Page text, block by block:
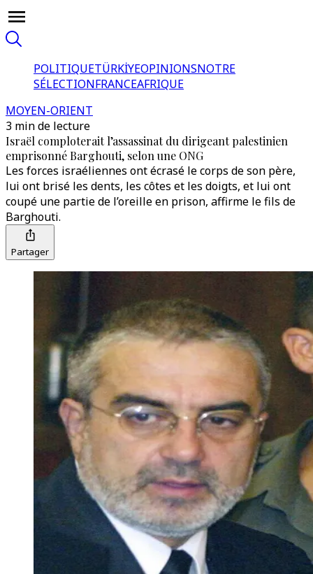
POLITIQUETÜRKİYEOPINIONSNOTRE
SÉLECTIONFRANCEAFRIQUE
MOYEN-ORIENT
3 min de lecture
Israël comploterait l’assassinat du dirigeant palestinien
emprisonné Barghouti, selon une ONG
Les forces israéliennes ont écrasé le corps de son père,
lui ont brisé les dents, les côtes et les doigts, et lui ont
coupé une partie de l’oreille en prison, affirme le fils de
Barghouti.
Partager